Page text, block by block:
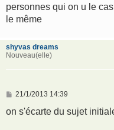
personnes qui on u le
le même
shyvas dreams
Nouveau(elle)
M
s
21/1/2013 14:39
on s'écarte du sujet